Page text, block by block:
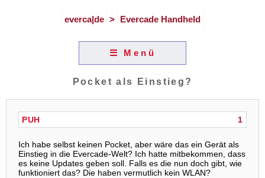
everca|de > Evercade Handheld
☰ Menü
Pocket als Einstieg?
1
PUH
Ich habe selbst keinen Pocket, aber wäre das ein Gerät als
Einstieg in die Evercade-Welt? Ich hatte mitbekommen, dass
es keine Updates geben soll. Falls es die nun doch gibt, wie
funktioniert das? Die haben vermutlich kein WLAN?